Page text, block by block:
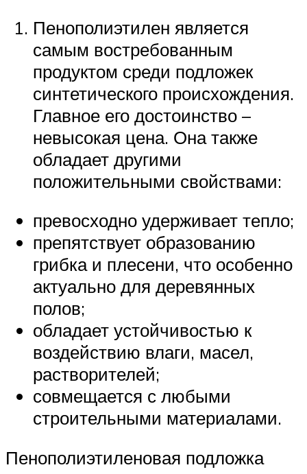
Пенополиэтилен является
самым востребованным
продуктом среди подложек
синтетического происхождения.
Главное его достоинство –
невысокая цена. Она также
обладает другими
положительными свойствами:
превосходно удерживает тепло;
препятствует образованию
грибка и плесени, что особенно
актуально для деревянных
полов;
обладает устойчивостью к
воздействию влаги, масел,
растворителей;
совмещается с любыми
строительными материалами.
Пенополиэтиленовая подложка